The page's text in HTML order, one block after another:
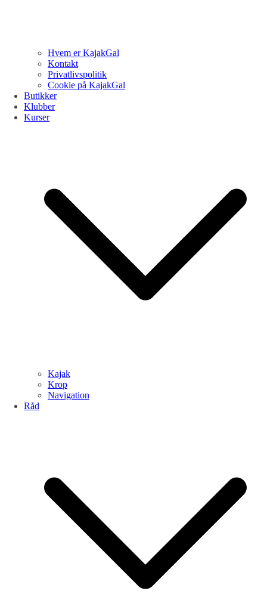
Hvem er KajakGal
Kontakt
Privatlivspolitik
Cookie på KajakGal
Butikker
Klubber
Kurser
Kajak
Krop
Navigation
Råd